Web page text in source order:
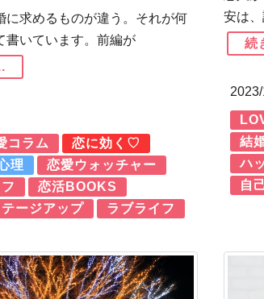
に求めるものが違う。それが何
書いています。前編が
コラム
恋に効く♡
理
恋愛ウォッチャー
恋活BOOKS
ージアップ
ラブライフ
安は
続
結
ハ
自